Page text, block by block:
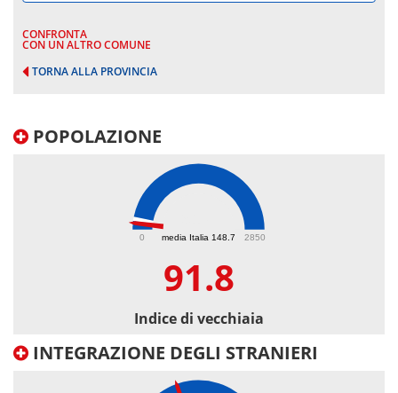
CONFRONTA
CON UN ALTRO COMUNE
TORNA ALLA PROVINCIA
POPOLAZIONE
media Italia 148.7
0 2850
91.8
Indice di vecchiaia
INTEGRAZIONE DEGLI STRANIERI